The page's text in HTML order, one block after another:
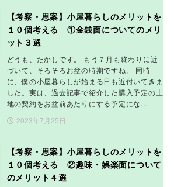
【考察・思案】小屋暮らしのメリットを
１０個考える ①金銭面についてのメリ
ット３選
どうも、たかしです。 もう７月も終わりに近
づいて、そろそろお盆の時期ですね。 同時
に、僕の小屋暮らしが始まる日も近付いてきま
した。実は、過去記事で紹介した購入予定の土
地の契約をお盆前あたりにする予定にな…
2023年7月25日
【考察・思案】小屋暮らしのメリットを
１０個考える ②趣味・娯楽面について
のメリット４選